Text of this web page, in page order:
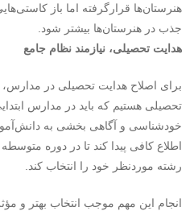
هنرستان‌ها قرارگرفته اما باز
جذب در هنرستان‌ها بیشتر شود.
هدایت تحصیلی، نیازمند نظام جامع
برای اصلاح هدایت تحصیلی در مدارس،
تحصیلی هستیم که باید در مدارس
خودشناسی و آگاهی بخشی به
اطلاع کافی پیدا کند تا در دوره
رشته موردنظر خود را انتخاب کند.
انجام این مهم موجب انتخاب بهتر و